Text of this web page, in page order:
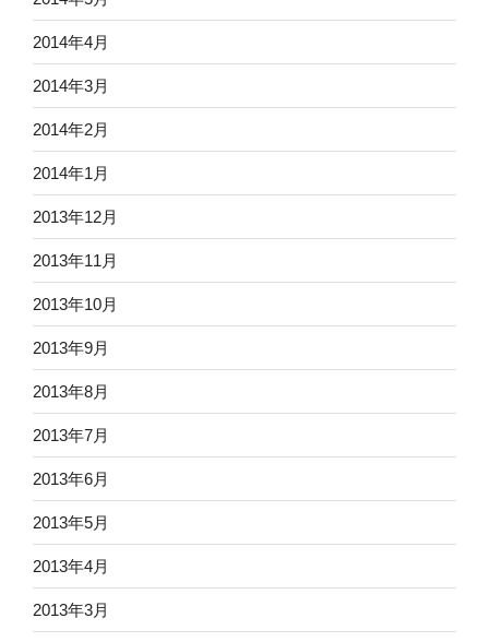
2014年4月
2014年3月
2014年2月
2014年1月
2013年12月
2013年11月
2013年10月
2013年9月
2013年8月
2013年7月
2013年6月
2013年5月
2013年4月
2013年3月